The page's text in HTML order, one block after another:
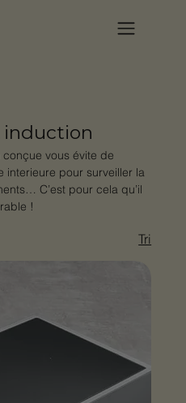
induction
vous évite de
interieure pour surveiller la
C’est pour cela qu’il
!
Tri